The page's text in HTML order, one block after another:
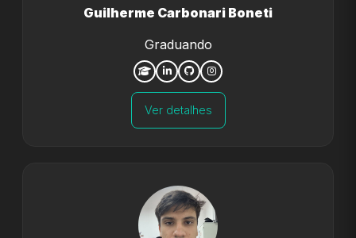
Guilherme Carbonari Boneti
Graduando
Ver detalhes